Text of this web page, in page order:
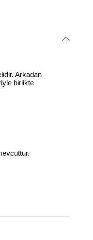
Arkadan
birlikte